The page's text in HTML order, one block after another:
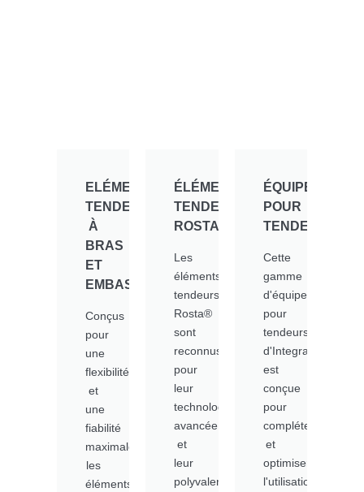
ELÉMENTS
TENDEURS
À
BRAS
ET
EMBASE​
Conçus
pour
une
flexibilité
et
une
fiabilité
maximales,
les
éléments
ÉLÉMENTS
TENDEURS
ROSTA®
Les
éléments
tendeurs
Rosta®
sont
reconnus
pour
leur
technologie
avancée
et
leur
polyvalence.
ÉQUIPEMENTS
POUR
TENDEURS
Cette
gamme
d'équipements
pour
tendeurs
d'Integra
est
conçue
pour
compléter
et
optimiser
l'utilisation